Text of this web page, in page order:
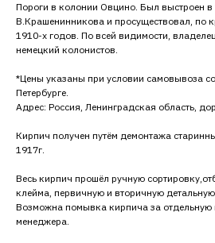
Пороги в колонии Овцино. Был выстроен в
В.Крашенинникова и просуществовал, по
1910-х годов. По всей видимости,
немецкий колонистов.
*Цены указаны при условии самовывоза
Петербурге.
Адрес: Россия, Ленинградская область,
Кирпич получен путём демонтажа
1917г.
Весь кирпич прошёл ручную
клейма, первичную и вторичную
Возможна помывка кирпича за отдельную
менеджера.